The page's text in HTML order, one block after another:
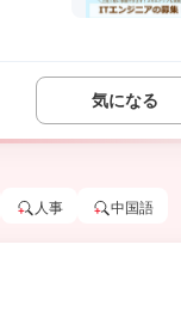
気になる
人事 中国語